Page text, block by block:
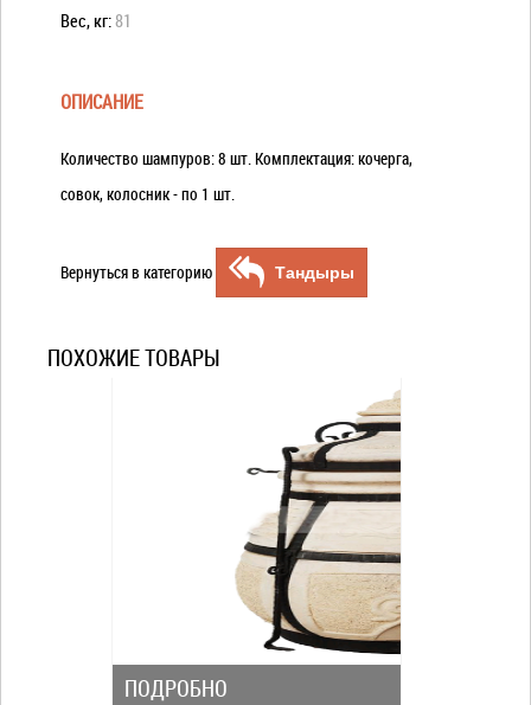
Вес, кг:81
ОПИСАНИЕ
Количество шампуров: 8 шт. Комплектация: кочерга,
совок, колосник - по 1 шт.
Вернуться в категорию Тандыры
ПОХОЖИЕ ТОВАРЫ
ПОДРОБНО